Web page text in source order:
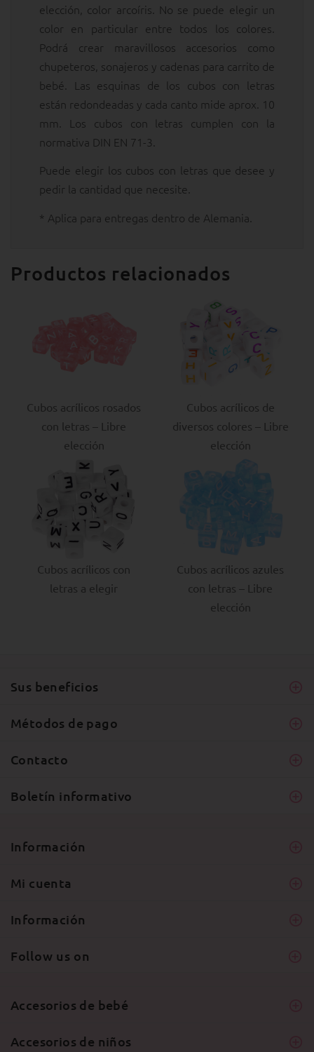
elección, color arcoíris. No se puede elegir un
color en particular entre todos los colores.
Podrá crear maravillosos accesorios como
chupeteros, sonajeros y cadenas para carrito de
bebé. Las esquinas de los cubos con letras
están redondeadas y cada canto mide aprox. 10
mm. Los cubos con letras cumplen con la
normativa DIN EN 71-3.
Puede elegir los cubos con letras que desee y
pedir la cantidad que necesite.
* Aplica para entregas dentro de Alemania.
Productos relacionados
Cubos acrílicos rosados
con letras – Libre
elección
Cubos acrílicos de
diversos colores – Libre
elección
Cubos acrílicos con
letras a elegir
Cubos acrílicos azules
con letras – Libre
elección
Sus beneficios
Métodos de pago
Contacto
Boletín informativo
Información
Mi cuenta
Información
Follow us on
Accesorios de bebé
Accesorios de niños